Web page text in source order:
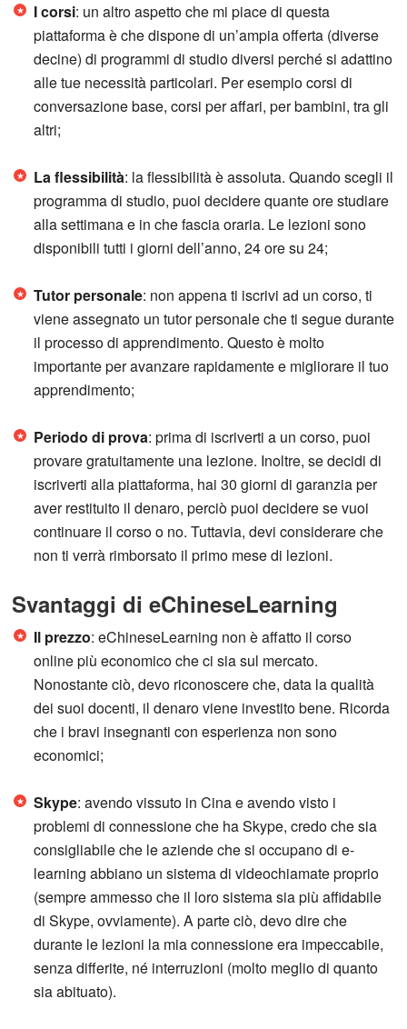
I corsi: un altro aspetto che mi piace di questa
piattaforma è che dispone di un’ampia offerta (diverse
decine) di programmi di studio diversi perché si adattino
alle tue necessità particolari. Per esempio corsi di
conversazione base, corsi per affari, per bambini, tra gli
altri;
La flessibilità: la flessibilità è assoluta. Quando scegli il
programma di studio, puoi decidere quante ore studiare
alla settimana e in che fascia oraria. Le lezioni sono
disponibili tutti i giorni dell’anno, 24 ore su 24;
Tutor personale: non appena ti iscrivi ad un corso, ti
viene assegnato un tutor personale che ti segue durante
il processo di apprendimento. Questo è molto
importante per avanzare rapidamente e migliorare il tuo
apprendimento;
Periodo di prova: prima di iscriverti a un corso, puoi
provare gratuitamente una lezione. Inoltre, se decidi di
iscriverti alla piattaforma, hai 30 giorni di garanzia per
aver restituito il denaro, perciò puoi decidere se vuoi
continuare il corso o no. Tuttavia, devi considerare che
non ti verrà rimborsato il primo mese di lezioni.
Svantaggi di eChineseLearning
Il prezzo: eChineseLearning non è affatto il corso
online più economico che ci sia sul mercato.
Nonostante ciò, devo riconoscere che, data la qualità
dei suoi docenti, il denaro viene investito bene. Ricorda
che i bravi insegnanti con esperienza non sono
economici;
Skype: avendo vissuto in Cina e avendo visto i
problemi di connessione che ha Skype, credo che sia
consigliabile che le aziende che si occupano di e-
learning abbiano un sistema di videochiamate proprio
(sempre ammesso che il loro sistema sia più affidabile
di Skype, ovviamente). A parte ciò, devo dire che
durante le lezioni la mia connessione era impeccabile,
senza differite, né interruzioni (molto meglio di quanto
sia abituato).